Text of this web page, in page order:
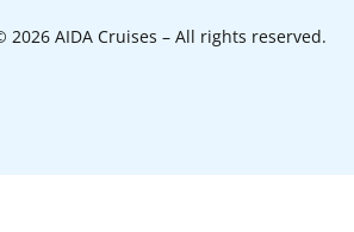
2026 AIDA Cruises – All rights reserved.